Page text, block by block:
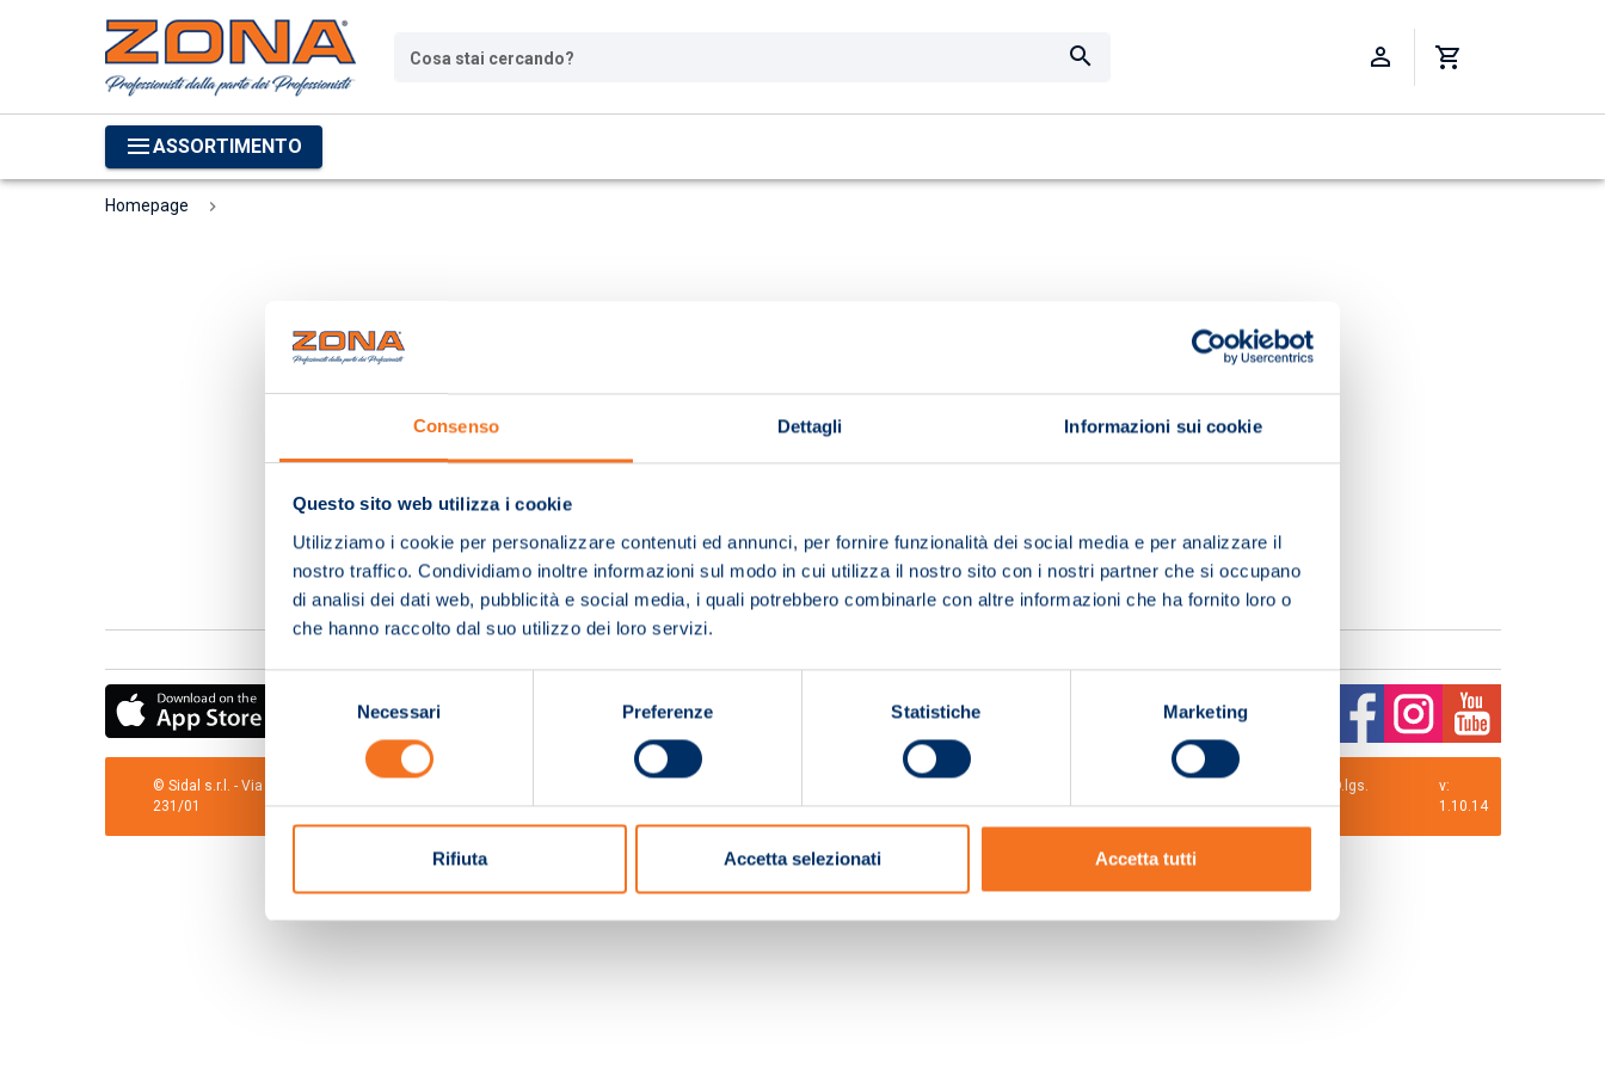
Consenso Dettagli Informazioni sui cookie
Questo sito web utilizza i cookie
Utilizziamo i cookie per personalizzare contenuti ed annunci, per fornire funzionalità dei social media e per analizzare il
nostro traffico. Condividiamo inoltre informazioni sul modo in cui utilizza il nostro sito con i nostri partner che si occupano
di analisi dei dati web, pubblicità e social media, i quali potrebbero combinarle con altre informazioni che ha fornito loro o
che hanno raccolto dal suo utilizzo dei loro servizi.
Selezione
consenso
Necessari Preferenze Statistiche Marketing
Rifiuta Accetta selezionati Accetta tutti
Cosa stai cercando?
ASSORTIMENTO
Homepage
© Sidal s.r.l. - Via S.Agostino,50, 51100 Pistoia - Cod.Fisc. e Registro Imprese Pistoia 01680210505 – R.E.A. n.155974 - Cap.Soc. € 2.000.000,00 i.v. La Società adotta il Codice Etico D.lgs.
231/01
v:
1.10.14